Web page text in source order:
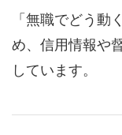
「無職でどう動
め、信用情報や
しています。